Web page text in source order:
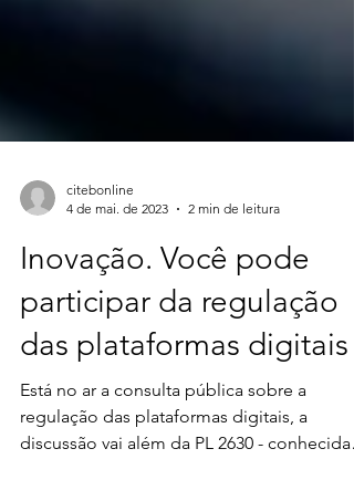
4 de mai. de 2023
2 min de leitura
Inovação. Você pode
participar da regulação
das plataformas digitais
Está no ar a consulta pública sobre a